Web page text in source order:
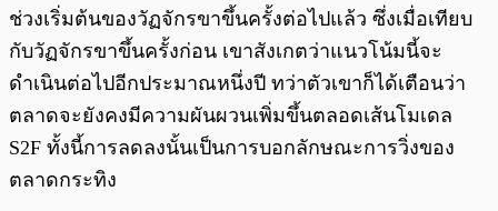
ช่วงเริ่มต้นของวัฏจักรขาขึ้นครั้งต่อไปแล้ว ซึ่งเมื่อเทียบ
กับวัฏจักรขาขึ้นครั้งก่อน เขาสังเกตว่าแนวโน้มนี้จะ
ดำเนินต่อไปอีกประมาณหนึ่งปี ทว่าตัวเขาก็ได้เตือนว่า
ตลาดจะยังคงมีความผันผวนเพิ่มขึ้นตลอดเส้นโมเดล
S2F ทั้งนี้การลดลงนั้นเป็นการบอกลักษณะการวิ่งของ
ตลาดกระทิง